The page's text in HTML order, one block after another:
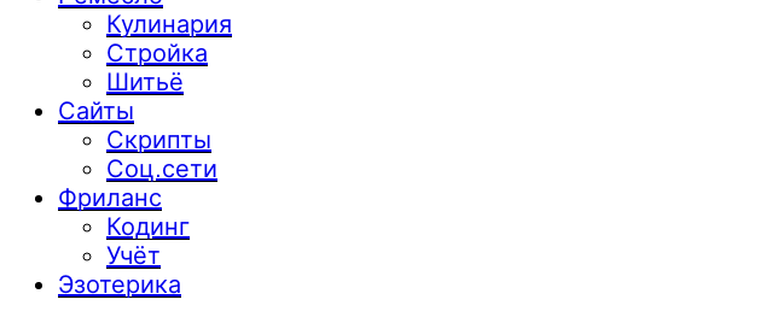
Кулинария
Стройка
Шитьё
Сайты
Скрипты
Соц.сети
Фриланс
Кодинг
Учёт
Эзотерика